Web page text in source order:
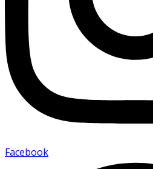
Facebook